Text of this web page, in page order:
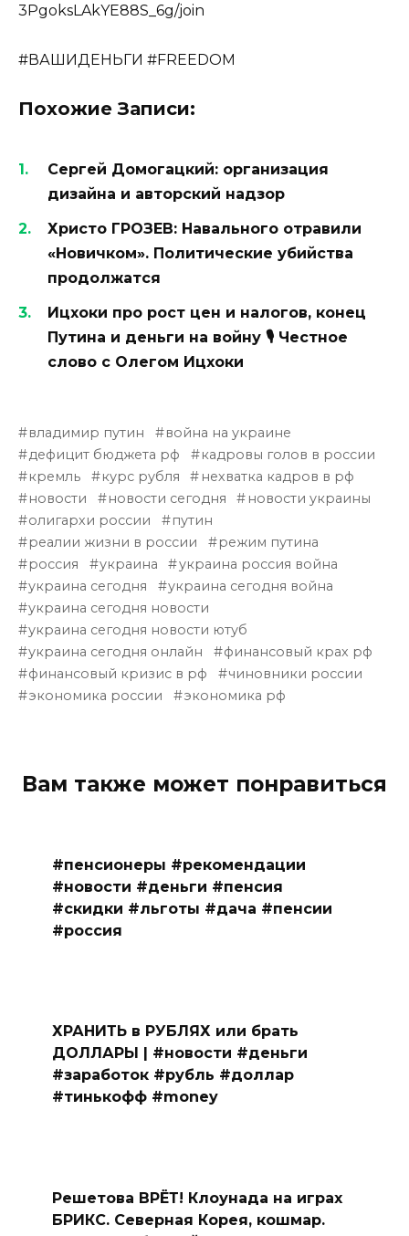
3PgoksLAkYE88S_6g/join
#ВАШИДЕНЬГИ #FREEDOM
Похожие Записи:
Сергей Домогацкий: организация
дизайна и авторский надзор
Христо ГРОЗЕВ: Навального отравили
«Новичком». Политические убийства
продолжатся
Ицхоки про рост цен и налогов, конец
Путина и деньги на войну 🎙 Честное
слово с Олегом Ицхоки
владимир путин
война на украине
дефицит бюджета рф
кадровы голов в россии
кремль
курс рубля
нехватка кадров в рф
новости
новости сегодня
новости украины
олигархи россии
путин
реалии жизни в россии
режим путина
россия
украина
украина россия война
украина сегодня
украина сегодня война
украина сегодня новости
украина сегодня новости ютуб
украина сегодня онлайн
финансовый крах рф
финансовый кризис в рф
чиновники россии
экономика россии
экономика рф
Вам также может понравиться
#пенсионеры #рекомендации
#новости #деньги #пенсия
#скидки #льготы #дача #пенсии
#россия
ХРАНИТЬ в РУБЛЯХ или брать
ДОЛЛАРЫ | #новости #деньги
#заработок #рубль #доллар
#тинькофф #money
Решетова ВРЁТ! Клоунада на играх
БРИКС. Северная Корея, кошмар.